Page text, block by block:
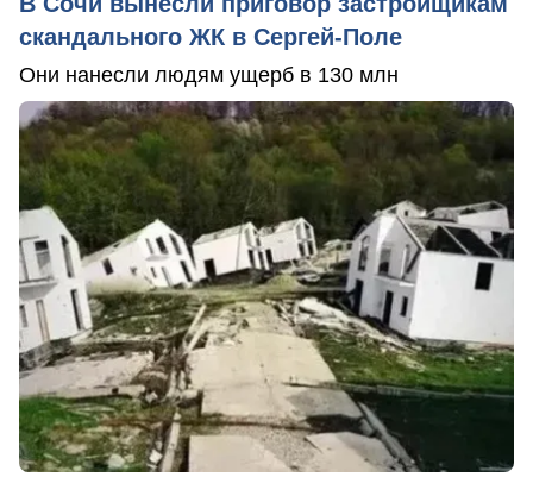
скандального ЖК в Сергей-Поле
Они нанесли людям ущерб в 130 млн